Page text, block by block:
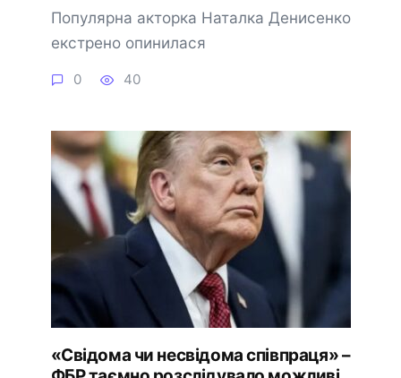
Популярна акторка Наталка Денисенко
екстрено опинилася
0 40
«Свідома чи несвідома співпраця» –